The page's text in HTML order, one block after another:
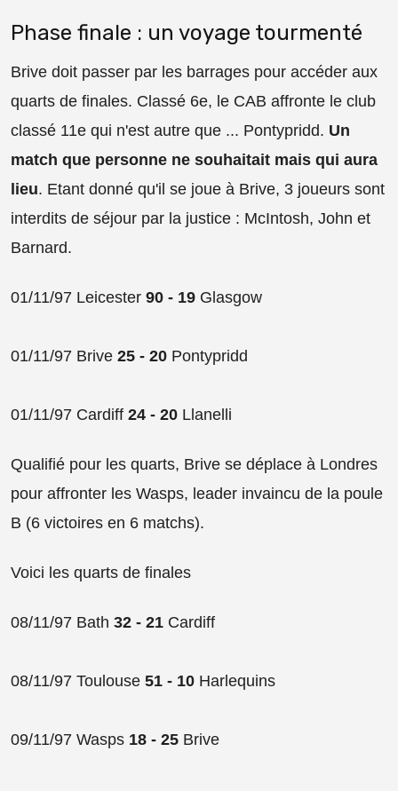
Phase finale : un voyage tourmenté
Brive doit passer par les barrages pour accéder aux
quarts de finales. Classé 6e, le CAB affronte le club
classé 11e qui n'est autre que ... Pontypridd. Un
match que personne ne souhaitait mais qui aura
lieu. Etant donné qu'il se joue à Brive, 3 joueurs sont
interdits de séjour par la justice : McIntosh, John et
Barnard.
01/11/97 Leicester 90 - 19 Glasgow
01/11/97 Brive 25 - 20 Pontypridd
01/11/97 Cardiff 24 - 20 Llanelli
Qualifié pour les quarts, Brive se déplace à Londres
pour affronter les Wasps, leader invaincu de la poule
B (6 victoires en 6 matchs).
Voici les quarts de finales
08/11/97 Bath 32 - 21 Cardiff
08/11/97 Toulouse 51 - 10 Harlequins
09/11/97 Wasps 18 - 25 Brive